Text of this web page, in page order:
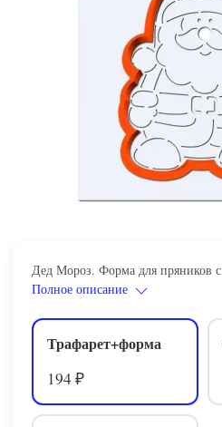
Дед Мороз. Форма для пряников с
Полное описание
Трафарет+форма
194 ₽